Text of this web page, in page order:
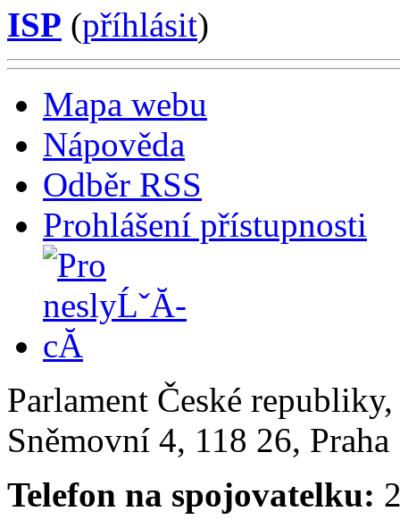
ISP (příhlásit)
Mapa webu
Nápověda
Odběr RSS
Prohlášení přístupnosti
Parlament České
Sněmovní 4, 118 26,
Telefon na spojovatelku: